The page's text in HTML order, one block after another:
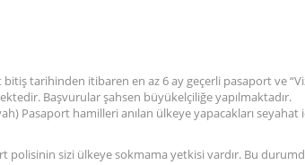
bitiş tarihinden itibaren en az 6 ay geçerli pasaport ve
Başvurular şahsen büyükelçiliğe yapılmaktadır.
Pasaport hamilleri anılan ülkeye yapacakları seyahat
polisinin sizi ülkeye sokmama yetkisi vardır. Bu